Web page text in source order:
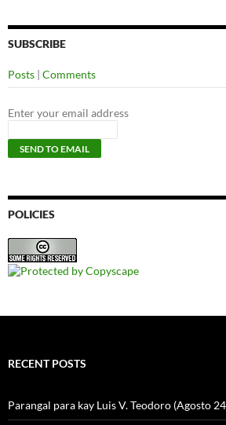
SUBSCRIBE
Posts | Comments
Enter your email address
POLICIES
RECENT POSTS
Parangal para kay Luis V. Teodoro (Agosto